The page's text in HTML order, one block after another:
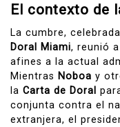
El contexto de
La cumbre,
Doral Miami, reunió a
afines a la actual
Mientras Noboa y
la Carta de Doral
conjunta contra el
extranjera, el